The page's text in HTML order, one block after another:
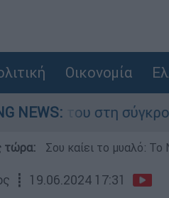
Οικονομία
NEWS:
του στη σύγκρουση
τώρα: Σου καίει το μυαλό:
┋ 19.06.2024 17:31